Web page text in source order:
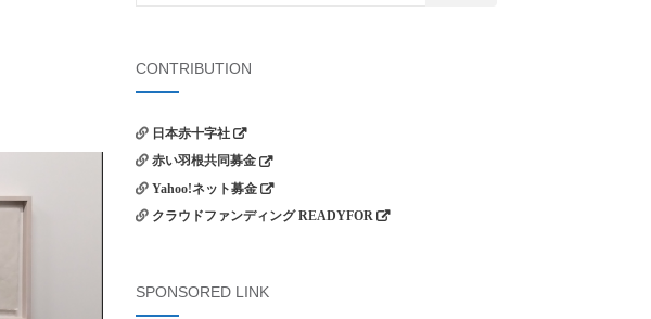
象:
CONTRIBUTION
日本赤十字社
赤い羽根共同募金
Yahoo!ネット募金
クラウドファンディング READYFOR
SPONSORED LINK